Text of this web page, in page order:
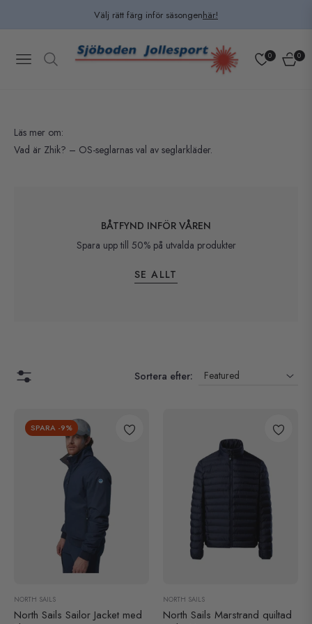
Välj rätt färg inför säsongenhär!
Navigation 0 0
Läs mer om:
Vad är Zhik? – OS-seglarnas val av seglarkläder.
BÅTFYND INFÖR VÅREN
Spara upp till 50% på utvalda produkter
SE ALLT
Sortera efter:
SPARA -9%
NORTH SAILS
North Sails Sailor Jacket med
NORTH SAILS
North Sails Marstrand quiltad